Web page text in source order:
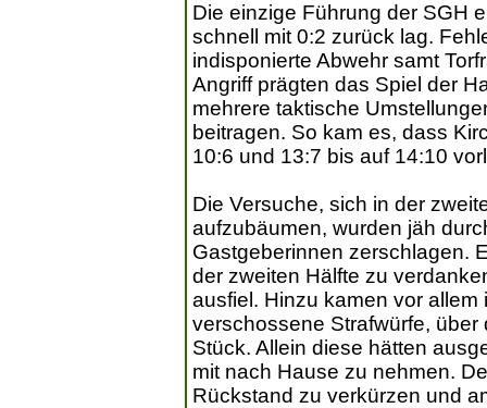
Die einzige Führung der SGH
schnell mit 0:2 zurück lag.
indisponierte Abwehr samt
Angriff prägten das Spiel der
mehrere taktische
beitragen. So kam es, dass
10:6 und 13:7 bis auf 14:10
Die Versuche, sich in der
aufzubäumen, wurden jäh
Gastgeberinnen zerschlagen.
der zweiten Hälfte zu
ausfiel. Hinzu kamen vor
verschossene Strafwürfe,
Stück. Allein diese hätten
mit nach Hause zu nehmen.
Rückstand zu verkürzen und